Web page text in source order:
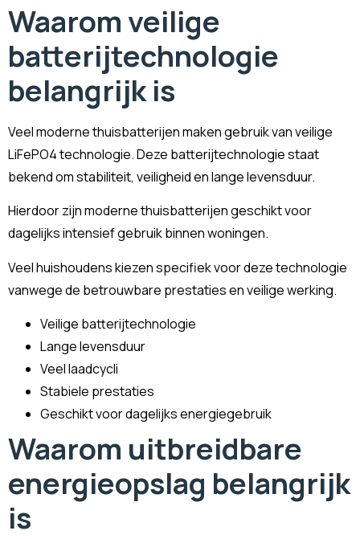
Waarom veilige
batterijtechnologie
belangrijk is
Veel moderne thuisbatterijen maken gebruik van veilige
LiFePO4 technologie. Deze batterijtechnologie staat
bekend om stabiliteit, veiligheid en lange levensduur.
Hierdoor zijn moderne thuisbatterijen geschikt voor
dagelijks intensief gebruik binnen woningen.
Veel huishoudens kiezen specifiek voor deze technologie
vanwege de betrouwbare prestaties en veilige werking.
Veilige batterijtechnologie
Lange levensduur
Veel laadcycli
Stabiele prestaties
Geschikt voor dagelijks energiegebruik
Waarom uitbreidbare
energieopslag belangrijk
is